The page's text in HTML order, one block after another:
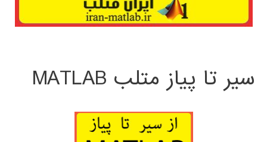
سیر تا پیاز متلب MATLAB